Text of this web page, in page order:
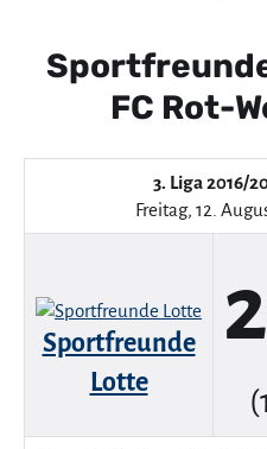
FC Rot-
3. Liga 2016/
Freitag, 12.
Sportfreunde
Lotte